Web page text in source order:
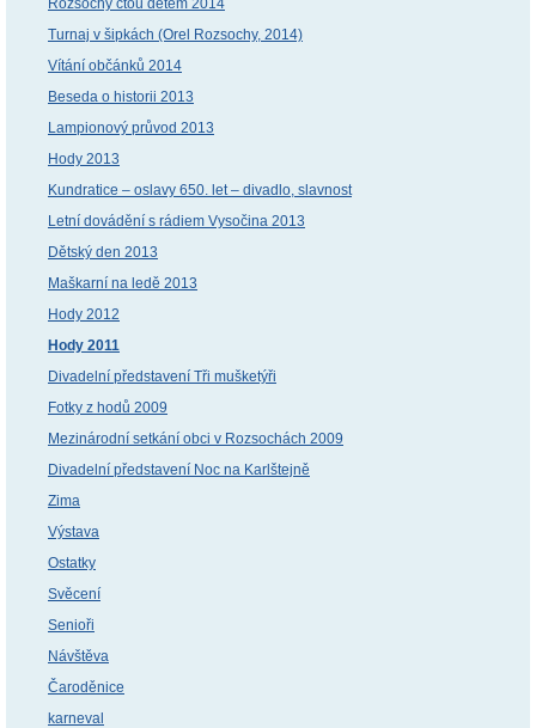
Rozsochy čtou dětem 2014
Turnaj v šipkách (Orel Rozsochy, 2014)
Vítání občánků 2014
Beseda o historii 2013
Lampionový průvod 2013
Hody 2013
Kundratice – oslavy 650. let – divadlo, slavnost
Letní dovádění s rádiem Vysočina 2013
Dětský den 2013
Maškarní na ledě 2013
Hody 2012
Hody 2011
Divadelní představení Tři mušketýři
Fotky z hodů 2009
Mezinárodní setkání obci v Rozsochách 2009
Divadelní představení Noc na Karlštejně
Zima
Výstava
Ostatky
Svěcení
Senioři
Návštěva
Čaroděnice
karneval